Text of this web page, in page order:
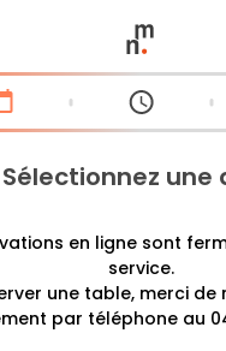
Sélectionnez une
en ligne sont
service.
une table, merci
par téléphone au